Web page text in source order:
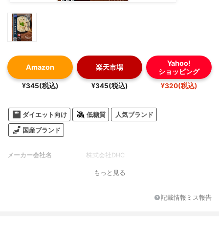
Amazon
¥345(税込)
楽天市場
¥345(税込)
Yahoo!
ショッピング
¥320(税込)
ダイエット向け 低糖質 人気ブランド
国産ブランド
メーカー会社名 株式会社DHC
もっと見る
記載情報ミス報告